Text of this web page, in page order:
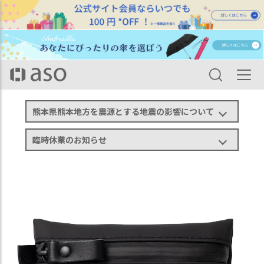
HOME カテゴリ一覧
TOFTPOUCH S タフトポーチ Sサイズ mini ミニ tf-v274
熊本県熊本地方を震源とする地震の影響について
臨時休業のお知らせ